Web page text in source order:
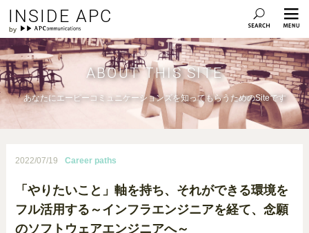
INSIDE APC
ABOUT THIS SITE
あなたにエーピーコミュニケーションズを知ってもらうためのSiteです
2022/07/19 Career paths
「やりたいこと」軸を持ち、それができる環境を
フル活用する～インフラエンジニアを経て、念願
のソフトウェアエンジニアへ～